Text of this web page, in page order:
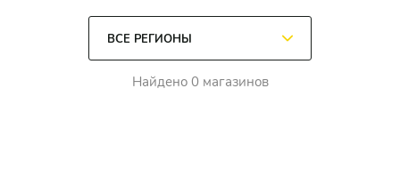
Найдено 0 магазинов